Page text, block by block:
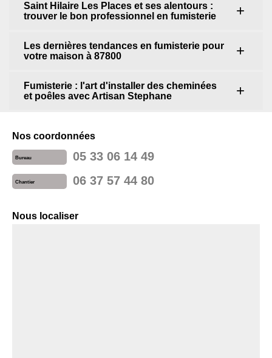
Saint Hilaire Les Places et ses alentours :
trouver le bon professionnel en fumisterie
Les dernières tendances en fumisterie pour
votre maison à 87800
Fumisterie : l'art d'installer des cheminées
et poêles avec Artisan Stephane
Nos coordonnées
Bureau 05 33 06 14 49
Chantier 06 37 57 44 80
Nous localiser